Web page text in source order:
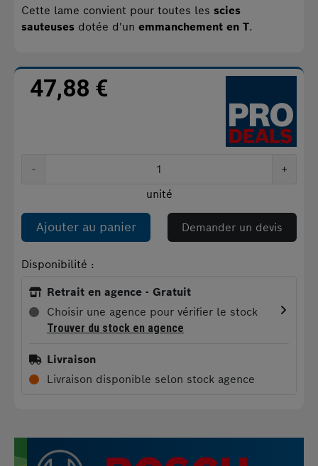
Cette lame convient pour toutes les scies
sauteuses dotée d'un emmanchement en T.
47,88 €
- +
unité
Ajouter au panier Demander un devis
Disponibilité :
Retrait en agence - Gratuit
Choisir une agence pour vérifier le stock
Trouver du stock en agence
Livraison
Livraison disponible selon stock agence